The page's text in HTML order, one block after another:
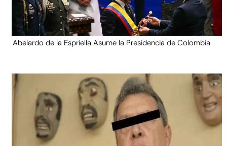
Abelardo de la Espriella Asume la Presidencia de Colombia